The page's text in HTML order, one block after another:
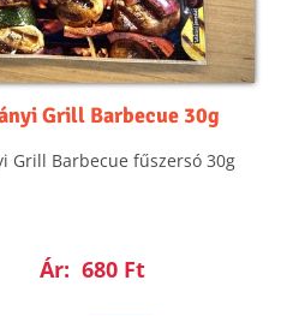
Grill Barbecue 30g
Grill Barbecue fűszersó 30g
Ár: 680 Ft